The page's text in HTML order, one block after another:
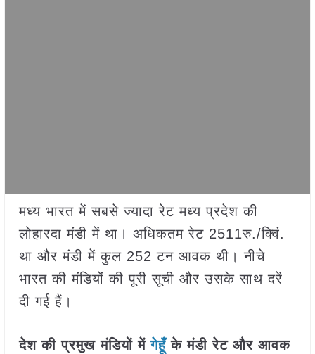
मध्य भारत में सबसे ज्यादा रेट मध्य प्रदेश की
लोहारदा मंडी में था। अधिकतम रेट 2511रु./क्विं.
था और मंडी में कुल 252 टन आवक थी। नीचे
भारत की मंडियों की पूरी सूची और उसके साथ दरें
दी गई हैं।
देश की प्रमुख मंडियों मेंगेहूँके मंडी रेट और आवक